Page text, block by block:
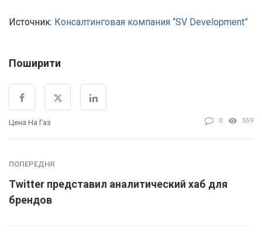
Источник: Консалтинговая компания “SV Development”
Поширити
Цена На Газ 0 559
ПОПЕРЕДНЯ
Twitter представил аналитический хаб для
брендов